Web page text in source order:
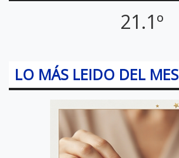
21.1º
LO MÁS LEIDO DEL MES